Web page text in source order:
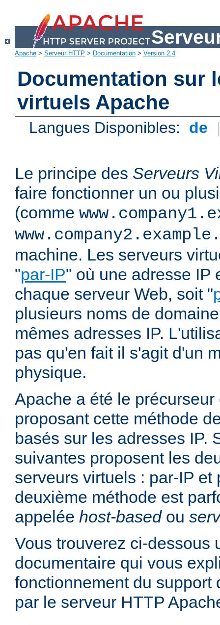
Apache > Serveur HTTP > Documentation > Version 2.4
Documentation sur
virtuels Apache
Langues Disponibles: de
Le principe des Serveurs
faire fonctionner un ou
(comme
machine. Les serveurs
"par-IP" où une adresse IP
chaque serveur Web, soit "
plusieurs noms de
mêmes adresses IP.
pas qu'en fait il s'agit d'un
physique.
Apache a été le
proposant cette méthode
basés sur les adresses IP.
suivantes proposent les
serveurs virtuels : par-IP et
deuxième méthode est
appelée host-basedou
Vous trouverez ci-dessous
documentaire qui vous
fonctionnement du support
par le serveur HTTP